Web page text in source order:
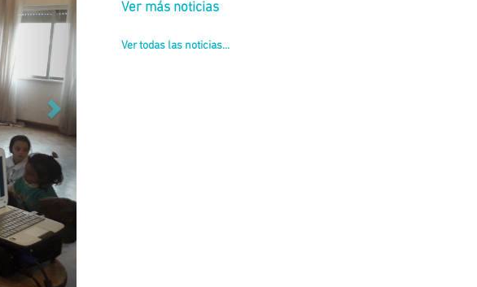
Ver más noticias
Ver todas las noticias...